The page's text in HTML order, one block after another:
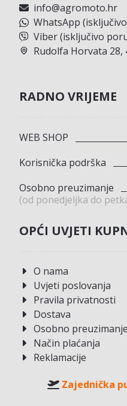
info@agromoto.hr
WhatsApp
Viber (isključivo
Rudolfa Horvata 28,
RADNO VRIJEME
WEB SHOP
Korisnička podrška
Osobno preuzimanje
(od ponedjeljka do
OPĆI UVJETI
O nama
Uvjeti poslovanja
Pravila privatnosti
Dostava
Osobno preuzimanje
Način plaćanja
Reklamacije
Zajednička